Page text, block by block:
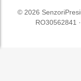
© 2026
RO30562841